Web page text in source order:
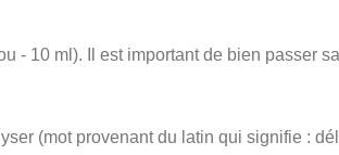
- 10 ml). Il est important de bien passer
(mot provenant du latin qui signifie :